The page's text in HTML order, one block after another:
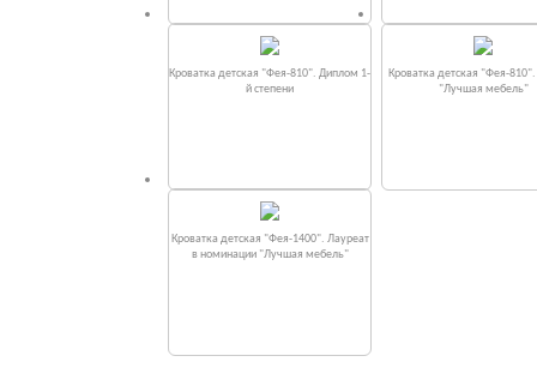
Кроватка детская "Фея-810". Диплом 1-
й степени
Кроватка детская "Фея-
"Лучшая мебель"
Кроватка детская "Фея-1400". Лауреат
в номинации "Лучшая мебель"